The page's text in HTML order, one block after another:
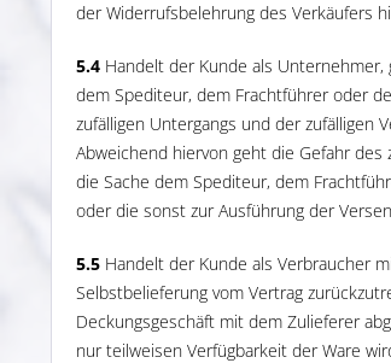
der Widerrufsbelehrung des Verkäufers
5.4 Handelt der Kunde als
dem Spediteur, dem Frachtführer oder
zufälligen Untergangs und der zufälligen
Abweichend hiervon geht die Gefahr
die Sache dem Spediteur, dem
oder die sonst zur Ausführung der
5.5 Handelt der Kunde als Verbraucher
Selbstbelieferung vom Vertrag
Deckungsgeschäft mit dem Zulieferer
nur teilweisen Verfügbarkeit der Ware